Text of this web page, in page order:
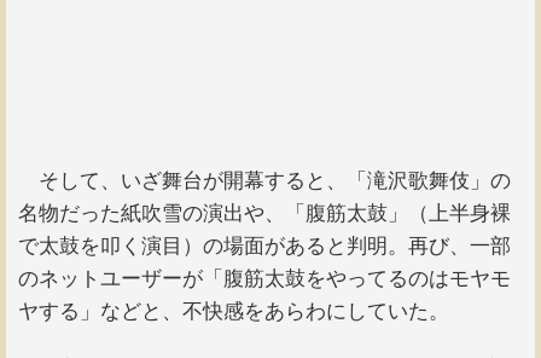
そして、いざ舞台が開幕すると、「滝沢歌舞伎」の
名物だった紙吹雪の演出や、「腹筋太鼓」（上半身裸
で太鼓を叩く演目）の場面があると判明。再び、一部
のネットユーザーが「腹筋太鼓をやってるのはモヤモ
ヤする」などと、不快感をあらわにしていた。